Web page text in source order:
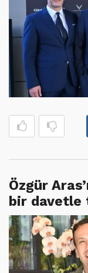
Özgür
bir davetle